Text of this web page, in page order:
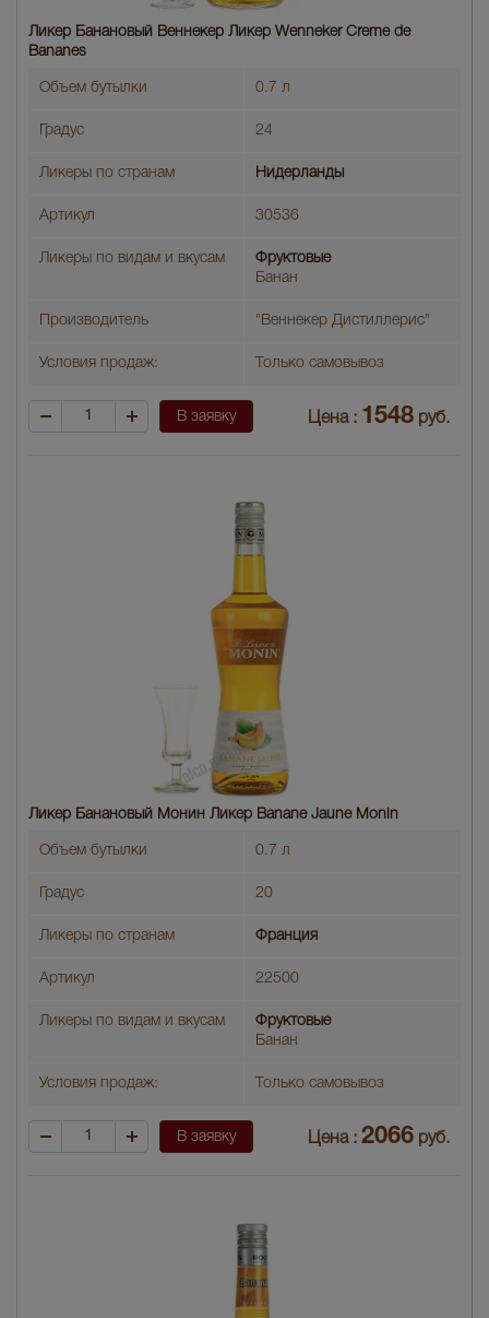
Ликер Банановый Веннекер Ликер Wenneker Creme de
Bananes
Объем бутылки 0.7 л
Градус 24
Ликеры по странам Нидерланды
Артикул 30536
Ликеры по видам и вкусам
Фруктовые
Банан
Производитель "Веннекер Дистиллерис"
Условия продаж: Только самовывоз
В заявку Цена : 1548 руб.
Ликер Банановый Монин Ликер Banane Jaune Monin
Объем бутылки 0.7 л
Градус 20
Ликеры по странам Франция
Артикул 22500
Ликеры по видам и вкусам
Фруктовые
Банан
Условия продаж: Только самовывоз
В заявку Цена : 2066 руб.